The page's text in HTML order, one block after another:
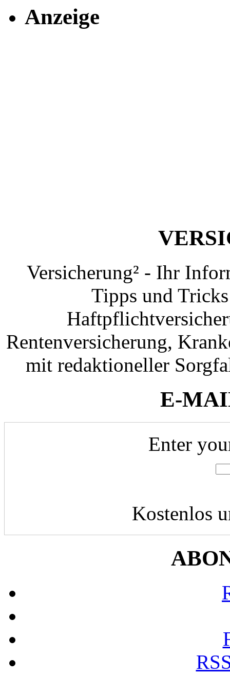
Anzeige
Versicherung² - Ihr
Tipps und
Rentenversicherung,
mit redaktioneller
E-
Enter
Kostenlos